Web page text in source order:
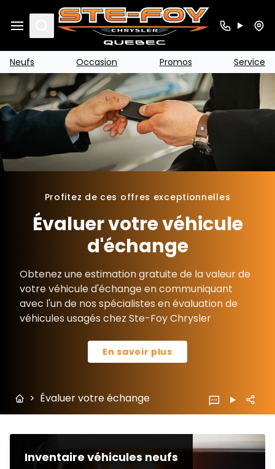
Search
Neufs Occasion Promos Service
Profitez de ces offres exceptionnelles
Évaluer votre véhicule
d'échange
Obtenez une estimation gratuite de la valeur de
votre véhicule d'échange en communiquant
avec l'un de nos spécialistes en évaluation de
véhicules usagés chez Ste-Foy Chrysler
En savoir plus
> Évaluer votre échange
Inventaire véhicules neufs